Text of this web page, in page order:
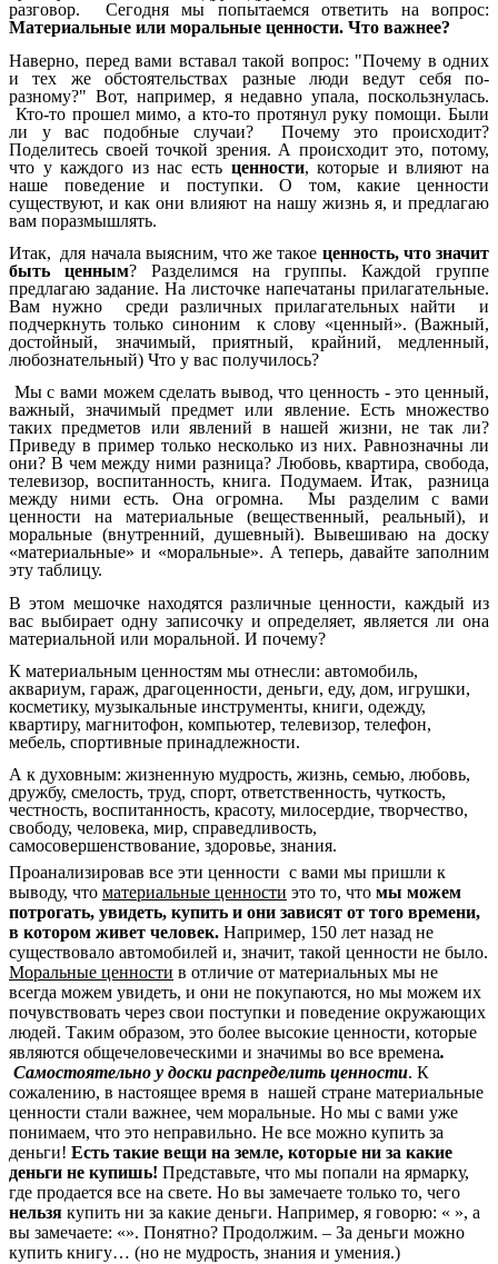
разговор. Сегодня мы попытаемся ответить на вопрос:
Материальные или моральные ценности. Что важнее?
Наверно, перед вами вставал такой вопрос: "Почему в одних
и тех же обстоятельствах разные люди ведут себя по-
разному?" Вот, например, я недавно упала, поскользнулась.
Кто-то прошел мимо, а кто-то протянул руку помощи. Были
ли у вас подобные случаи? Почему это происходит?
Поделитесь своей точкой зрения. А происходит это, потому,
что у каждого из нас есть ценности, которые и влияют на
наше поведение и поступки. О том, какие ценности
существуют, и как они влияют на нашу жизнь я, и предлагаю
вам поразмышлять.
Итак, для начала выясним, что же такое ценность, что значит
быть ценным? Разделимся на группы. Каждой группе
предлагаю задание. На листочке напечатаны прилагательные.
Вам нужно среди различных прилагательных найти и
подчеркнуть только синоним к слову «ценный». (Важный,
достойный, значимый, приятный, крайний, медленный,
любознательный) Что у вас получилось?
Мы с вами можем сделать вывод, что ценность - это ценный,
важный, значимый предмет или явление. Есть множество
таких предметов или явлений в нашей жизни, не так ли?
Приведу в пример только несколько из них. Равнозначны ли
они? В чем между ними разница? Любовь, квартира, свобода,
телевизор, воспитанность, книга. Подумаем. Итак, разница
между ними есть. Она огромна. Мы разделим с вами
ценности на материальные (вещественный, реальный), и
моральные (внутренний, душевный). Вывешиваю на доску
«материальные» и «моральные». А теперь, давайте заполним
эту таблицу.
В этом мешочке находятся различные ценности, каждый из
вас выбирает одну записочку и определяет, является ли она
материальной или моральной. И почему?
К материальным ценностям мы отнесли: автомобиль,
аквариум, гараж, драгоценности, деньги, еду, дом, игрушки,
косметику, музыкальные инструменты, книги, одежду,
квартиру, магнитофон, компьютер, телевизор, телефон,
мебель, спортивные принадлежности.
А к духовным: жизненную мудрость, жизнь, семью, любовь,
дружбу, смелость, труд, спорт, ответственность, чуткость,
честность, воспитанность, красоту, милосердие, творчество,
свободу, человека, мир, справедливость,
самосовершенствование, здоровье, знания.
Проанализировав все эти ценности с вами мы пришли к
выводу, что материальные ценности это то, что мы можем
потрогать, увидеть, купить и они зависят от того времени,
в котором живет человек. Например, 150 лет назад не
существовало автомобилей и, значит, такой ценности не было.
Моральные ценности в отличие от материальных мы не
всегда можем увидеть, и они не покупаются, но мы можем их
почувствовать через свои поступки и поведение окружающих
людей. Таким образом, это более высокие ценности, которые
являются общечеловеческими и значимы во все времена.
Самостоятельно у доски распределить ценности. К
сожалению, в настоящее время в нашей стране материальные
ценности стали важнее, чем моральные. Но мы с вами уже
понимаем, что это неправильно. Не все можно купить за
деньги! Есть такие вещи на земле, которые ни за какие
деньги не купишь! Представьте, что мы попали на ярмарку,
где продается все на свете. Но вы замечаете только то, чего
нельзя купить ни за какие деньги. Например, я говорю: « », а
вы замечаете: «». Понятно? Продолжим. – За деньги можно
купить книгу… (но не мудрость, знания и умения.)